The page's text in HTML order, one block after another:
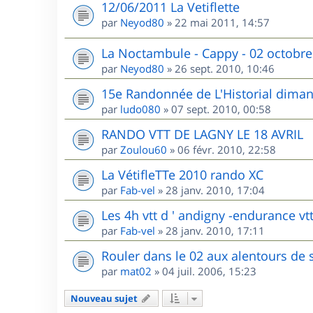
12/06/2011 La Vetiflette
par Neyod80 » 22 mai 2011, 14:57
La Noctambule - Cappy - 02
par Neyod80 » 26 sept. 2010, 10:46
15e Randonnée de L'Historial
par ludo080 » 07 sept. 2010, 00:58
RANDO VTT DE LAGNY LE 18 AVRIL
par Zoulou60 » 06 févr. 2010, 22:58
La VétifleTTe 2010 rando XC
par Fab-vel » 28 janv. 2010, 17:04
Les 4h vtt d ' andigny -endurance
par Fab-vel » 28 janv. 2010, 17:11
Rouler dans le 02 aux alentours de
par mat02 » 04 juil. 2006, 15:23
Nouveau sujet